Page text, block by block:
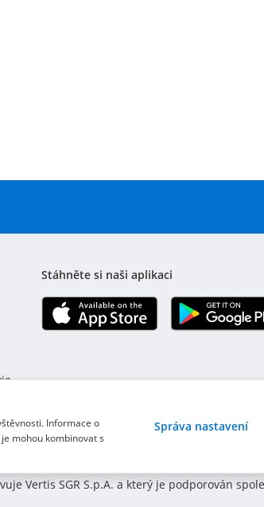
Informace o
mohou kombinovat s
Správa nastavení
Stáhněte si naši aplikaci
Vertis SGR S.p.A. a který je podporován